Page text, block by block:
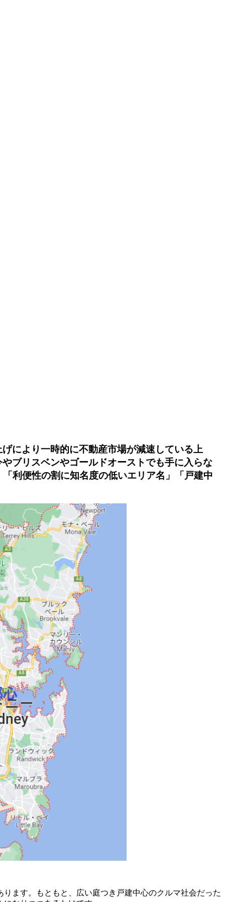
により一時的に不動産市場が減速している上
やブリスベンやゴールドオーストでも手に入らな
「利便性の割に知名度の低いエリア名」「戸建中
ます。もともと、広い庭つき戸建中心のクルマ社会だった